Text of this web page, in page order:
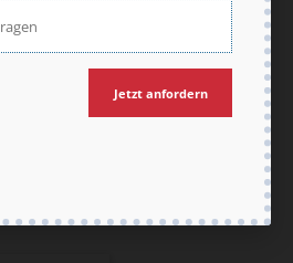
Jetzt anfordern